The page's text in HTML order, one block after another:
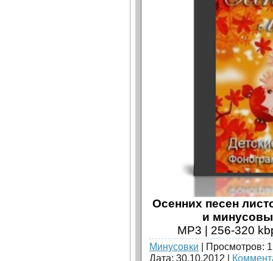
Осенних песен
и
МP3 | 256-320
Минусовки | Просмотров:
Дата: 30.10.2012 |